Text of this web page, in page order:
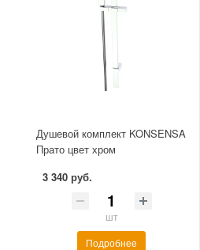
Душевой комплект KONSENSA
Прато цвет хром
3 340 руб.
шт
Подробнее